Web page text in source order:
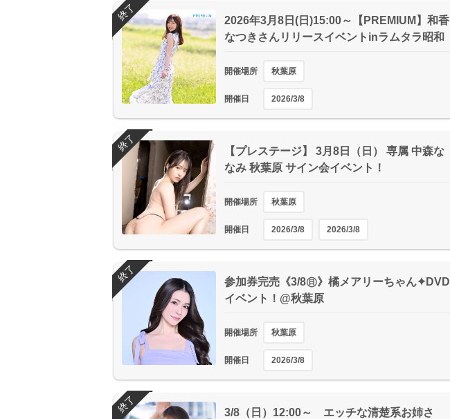
2026年3月8日(日)15:00～【PREMIUM】和香
なつきさんリリースイベントinラムタラ昭和
開催場所 秋葉原
開催日 2026/3/8
終了
【プレステージ】 3月8日（日） 専属 中森な
なみ 秋葉原 サイン会イベント！
開催場所 秋葉原
開催日 2026/3/8 2026/3/8
終了
参加券完売《3/8㊐》橘メアリーちゃん✦DVD
イベント！@秋葉原
開催場所 秋葉原
開催日 2026/3/8
終了
3/8（日）12:00～ エッチな清楚系お姉さ
終了